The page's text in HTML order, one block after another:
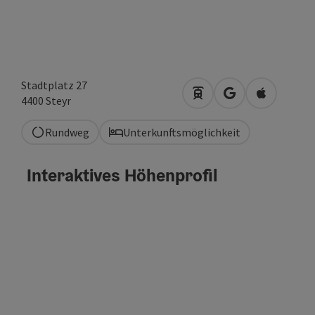
Stadtplatz 27
4400 Steyr Anreise mitin Google Maps
in Apple
Rundweg Unterkunftsmöglichkeit
Interaktives Höhenprofil